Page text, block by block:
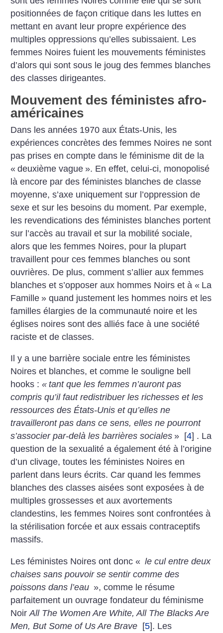
positionnées de façon critique dans les luttes en
mettant en avant leur propre expérience des
multiples oppressions qu’elles subissaient. Les
femmes Noires fuient les mouvements féministes
d’alors qui sont sous le joug des femmes blanches
des classes dirigeantes.
Mouvement des féministes afro-
américaines
Dans les années 1970 aux États-Unis, les
expériences concrètes des femmes Noires ne sont
pas prises en compte dans le féminisme dit de la
« deuxième vague ». En effet, celui-ci, monopolisé
là encore par des féministes blanches de classe
moyenne, s’axe uniquement sur l’oppression de
sexe et sur les besoins du moment. Par exemple,
les revendications des féministes blanches portent
sur l’accès au travail et sur la mobilité sociale,
alors que les femmes Noires, pour la plupart
travaillent pour ces femmes blanches ou sont
ouvrières. De plus, comment s’allier aux femmes
blanches et s’opposer aux hommes Noirs et à « La
Famille » quand justement les hommes noirs et les
familles élargies de la communauté noire et les
églises noires sont des alliés face à une société
raciste et de classes.
Il y a une barrière sociale entre les féministes
Noires et blanches, et comme le souligne bell
hooks :« tant que les femmes n’auront pas
compris qu’il faut redistribuer les richesses et les
ressources des États-Unis et qu’elles ne
travailleront pas dans ce sens, elles ne pourront
s’associer par-delà les barrières sociales » [4] . La
question de la sexualité a également été à l’origine
d’un clivage, toutes les féministes Noires en
parlent dans leurs écrits. Car quand les femmes
blanches des classes aisées sont exposées à de
multiples grossesses et aux avortements
clandestins, les femmes Noires sont confrontées à
la stérilisation forcée et aux essais contraceptifs
massifs.
Les féministes Noires ont donc « le cul entre deux
chaises sans pouvoir se sentir comme des
poissons dans l’eau », comme le résume
parfaitement un ouvrage fondateur du féminisme
NoirAll The Women Are White, All The Blacks Are
Men, But Some of Us Are Brave [5]. Les